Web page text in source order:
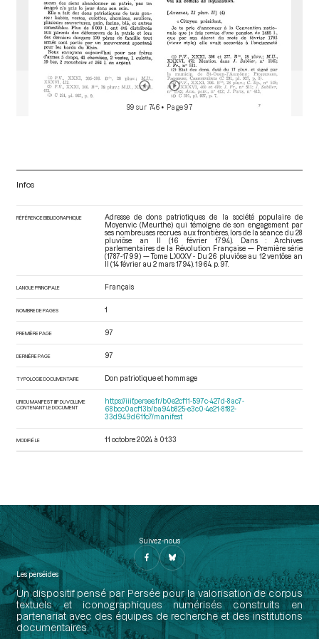
99 sur 746 • Page 97
Infos
RÉFÉRENCE BIBLIOGRAPHIQUE
Adresse de dons patriotiques de la société populaire de
Moyenvic (Meurthe) qui témoigne de son engagement par
ses nombreuses recrues aux frontières, lors de la séance du 28
pluviôse an II (16 février 1794). Dans : Archives
parlementaires de la Révolution Française — Première série
(1787-1799) — Tome LXXXV - Du 26 pluviôse au 12 ventôse an
II (14 février au 2 mars 1794) . 1964. p. 97.
LANGUE PRINCIPALE Français
NOMBRE DE PAGES 1
PREMIÈRE PAGE 97
DERNIÈRE PAGE 97
TYPOLOGIE DOCUMENTAIRE Don patriotique et hommage
URI DU MANIFEST IIIF DU VOLUME
CONTENANT LE DOCUMENT
https://iiif.persee.fr/b0e2cf11-597c-427d-8ac7-
68bcc0acf13b/ba94b825-e3c0-4e21-8f82-
33d949d61fc7/manifest
MODIFIÉ LE 11 octobre 2024 à 01:33
Suivez-nous
Les perséides
Un dispositif pensé par Persée pour la valorisation de corpus
textuels et iconographiques numérisés construits en
partenariat avec des équipes de recherche et des institutions
documentaires.